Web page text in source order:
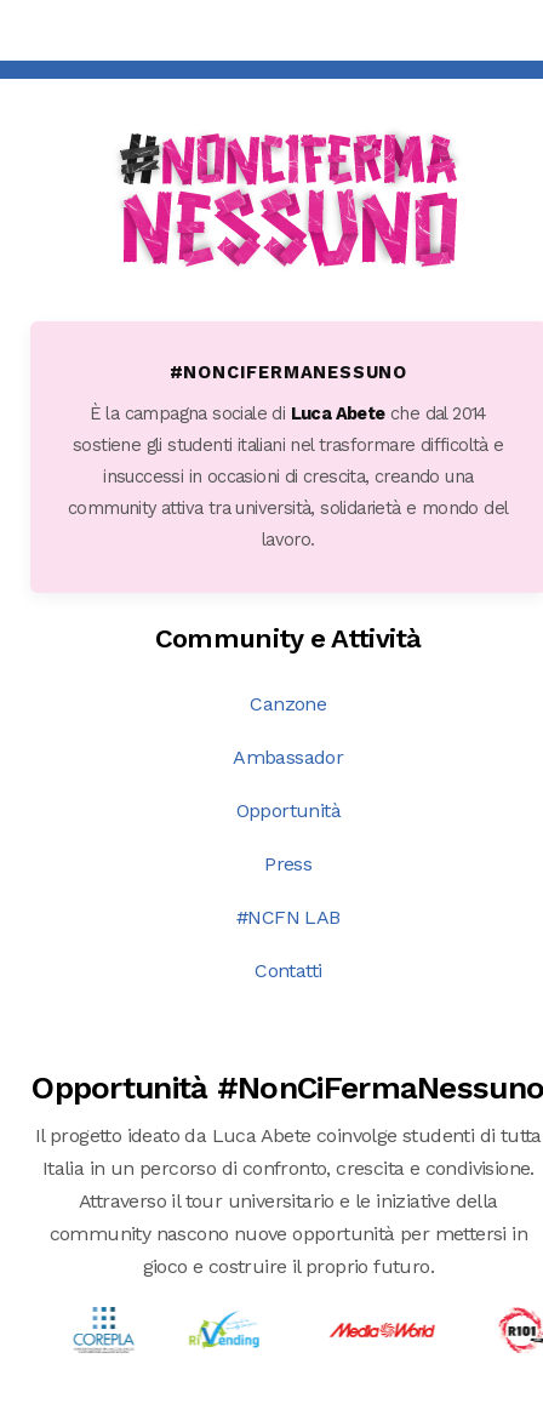
#NONCIFERMANESSUNO
È la campagna sociale di Luca Abeteche dal 2014
sostiene gli studenti italiani nel trasformare difficoltà e
insuccessi in occasioni di crescita, creando una
community attiva tra università, solidarietà e mondo del
lavoro.
Community e Attività
Canzone
Ambassador
Opportunità
Press
#NCFN LAB
Contatti
Opportunità
Il progetto ideato da Luca Abete coinvolge studenti di tutta
Italia in un percorso di confronto, crescita e condivisione.
Attraverso il tour universitario e le iniziative della
community nascono nuove opportunità per mettersi in
gioco e costruire il proprio futuro.